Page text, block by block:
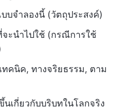
บจำลองนี้ (วัตถุประสงค์)
จะนำไปใช้ (กรณีการใช้
ทคนิค, ทางจริยธรรม, ตาม
นเกี่ยวกับบริบทในโลกจริง